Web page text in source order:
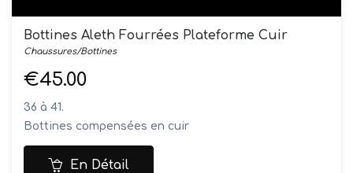
Bottines Aleth Fourrées Plateforme Cuir
Chaussures/Bottines
€45.00
36 à 41.
Bottines compensées en cuir
En Détail